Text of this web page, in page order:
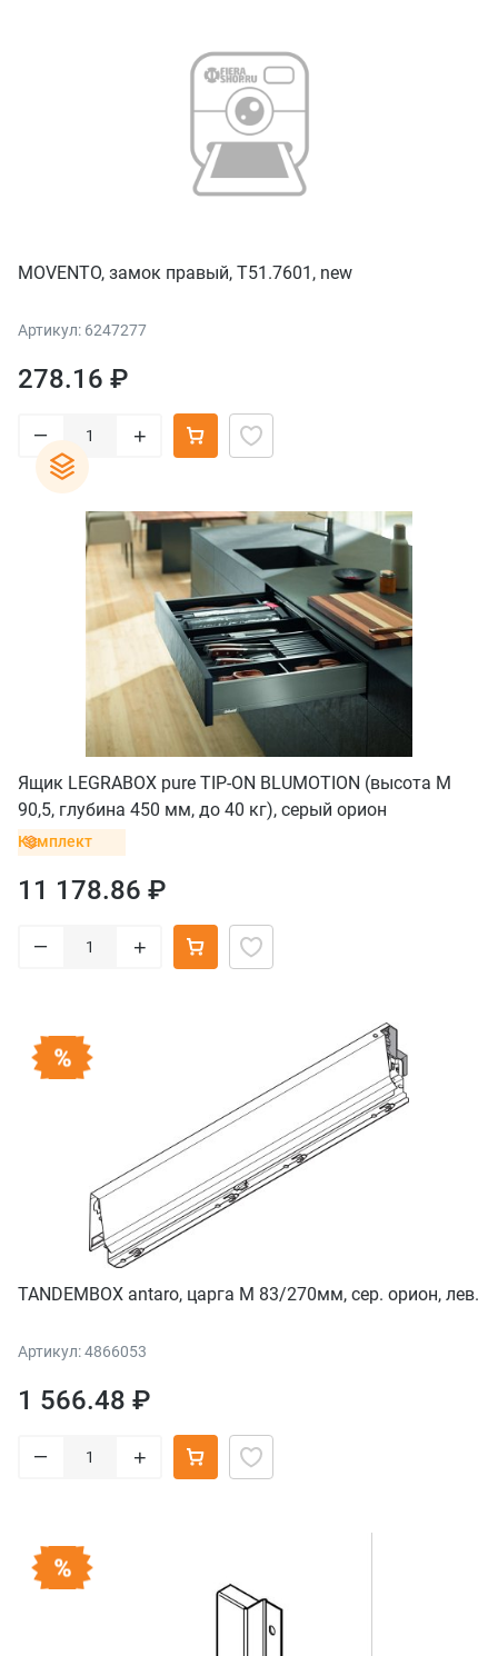
MOVENTO, замок правый, T51.7601, new
Артикул: 6247277
278.16 ₽
– +
Ящик LEGRABOX pure TIP-ON BLUMOTION (высота M
90,5, глубина 450 мм, до 40 кг), серый орион
Комплект
11 178.86 ₽
– +
TANDEMBOX antaro, царга M 83/270мм, сер. орион, лев.
Артикул: 4866053
1 566.48 ₽
– +